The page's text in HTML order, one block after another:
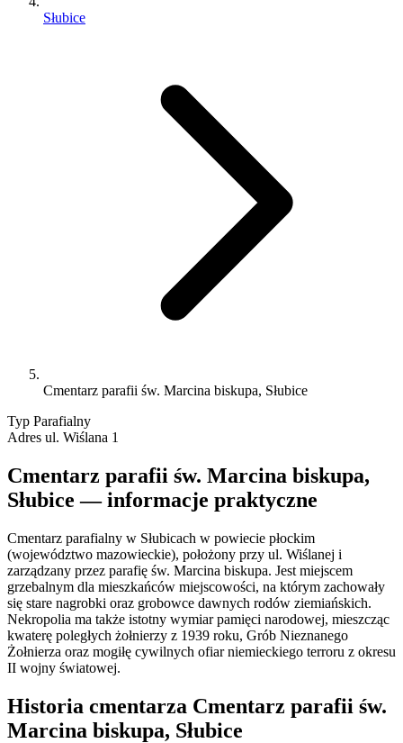
Słubice
Cmentarz parafii św. Marcina biskupa, Słubice
Typ Parafialny
Adres ul. Wiślana 1
Cmentarz parafii św. Marcina biskupa,
Słubice — informacje praktyczne
Cmentarz parafialny w Słubicach w powiecie płockim
(województwo mazowieckie), położony przy ul. Wiślanej i
zarządzany przez parafię św. Marcina biskupa. Jest miejscem
grzebalnym dla mieszkańców miejscowości, na którym zachowały
się stare nagrobki oraz grobowce dawnych rodów ziemiańskich.
Nekropolia ma także istotny wymiar pamięci narodowej, mieszcząc
kwaterę poległych żołnierzy z 1939 roku, Grób Nieznanego
Żołnierza oraz mogiłę cywilnych ofiar niemieckiego terroru z okresu
II wojny światowej.
Historia cmentarza Cmentarz parafii św.
Marcina biskupa, Słubice